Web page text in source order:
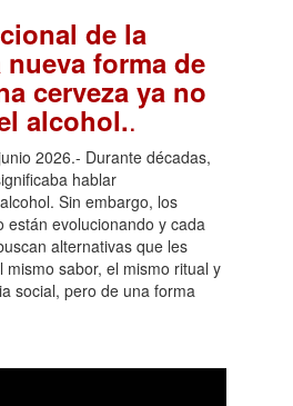
de la
nueva forma de
cerveza ya no
alcohol..
2026.- Durante décadas,
hablar
Sin embargo, los
están evolucionando y cada
alternativas que les
sabor, el mismo ritual y
social, pero de una forma